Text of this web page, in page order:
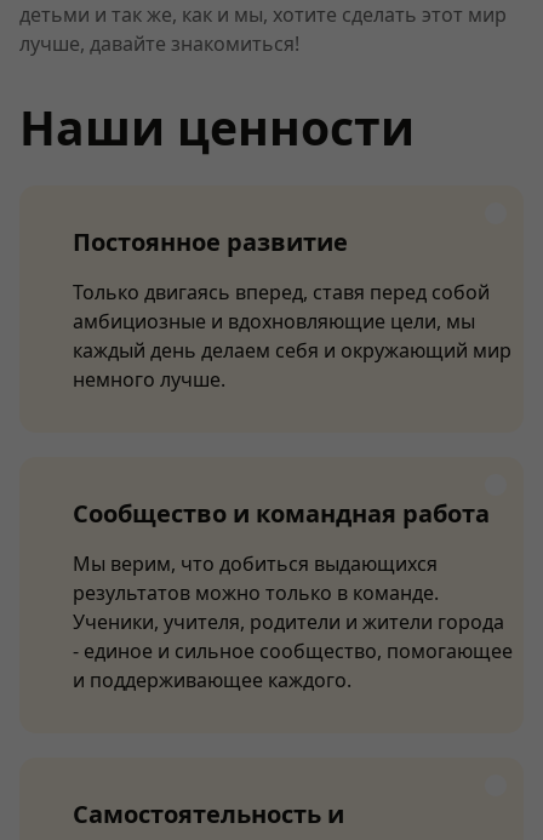
детьми и так же, как и мы, хотите сделать этот мир
лучше, давайте знакомиться!
Наши ценности
Постоянное развитие
Только двигаясь вперед, ставя перед собой
амбициозные и вдохновляющие цели, мы
каждый день делаем себя и окружающий мир
немного лучше.
Сообщество и командная работа
Мы верим, что добиться выдающихся
результатов можно только в команде.
Ученики, учителя, родители и жители города
- единое и сильное сообщество, помогающее
и поддерживающее каждого.
Самостоятельность и